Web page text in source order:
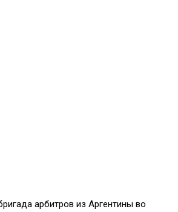
арбитров из Аргентины во